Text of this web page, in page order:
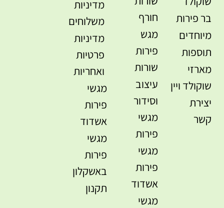
בר פירות
מיוחדים
תוספות
מארזי
שוקולד ויין
יצירת
קשר
חורף
מגש
פירות
שורות
עיצוב
וסידור
מגשי
פירות
מגשי
פירות
אשדוד
מגשי
מדיניות
משלוחים
מדיניות
פרטיות
ואחריות
מגשי
פירות
אשדוד
מגשי
פירות
באשקלון
תקנון